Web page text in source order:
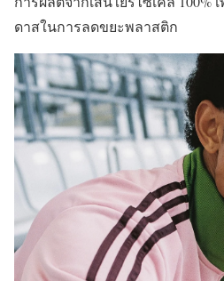
ดาสในการลดขยะพลาสติก